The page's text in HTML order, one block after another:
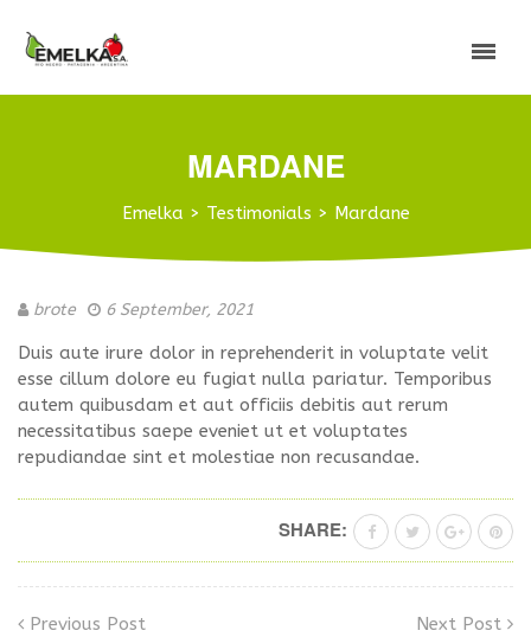
MARDANE
Emelka > Testimonials > Mardane
brote 6 September, 2021
Duis aute irure dolor in reprehenderit in voluptate velit
esse cillum dolore eu fugiat nulla pariatur. Temporibus
autem quibusdam et aut officiis debitis aut rerum
necessitatibus saepe eveniet ut et voluptates
repudiandae sint et molestiae non recusandae.
SHARE:
Previous Post
Next Post